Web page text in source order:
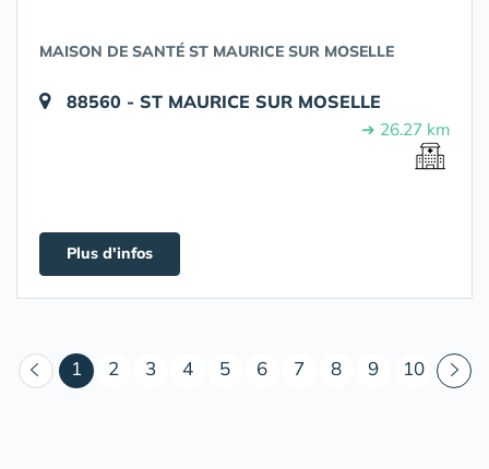
MAISON DE SANTÉ ST MAURICE SUR MOSELLE
88560 - ST MAURICE SUR MOSELLE
➔ 26.27 km
Plus d'infos
1 (courant)
2 3 4 5 6 7 8 9 10